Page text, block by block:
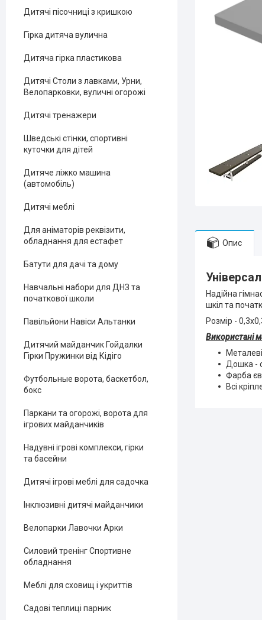
Опис
Надійна
шкіл та
Розмір -
Використані
Дошка -
Фарба
Всі
Дитячі пісочниці з кришкою
Гірка дитяча вулична
Дитяча гірка пластикова
Дитячі Столи з лавками, Урни,
Велопарковки, вуличні огорожі
Дитячі тренажери
Шведські стінки, спортивні
куточки для дітей
Дитяче ліжко машина
(автомобіль)
Дитячі меблі
Для аніматорів реквізити,
обладнання для естафет
Батути для дачі та дому
Навчальні набори для ДНЗ та
початкової школи
Павільйони Навіси Альтанки
Дитячий майданчик Гойдалки
Гірки Пружинки від Кідіго
Футбольные ворота, баскетбол,
бокс
Паркани та огорожі, ворота для
ігрових майданчиків
Надувні ігрові комплекси, гірки
та басейни
Дитячі ігрові меблі для садочка
Інклюзивні дитячі майданчики
Велопарки Лавочки Арки
Силовий тренінг Спортивне
обладнання
Меблі для сховищ і укриттів
Садові теплиці парник